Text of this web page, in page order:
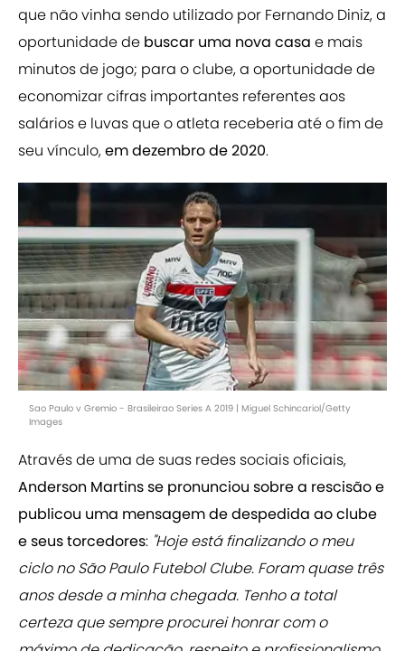
que não vinha sendo utilizado por Fernando Diniz, a
oportunidade de buscar uma nova casa e mais
minutos de jogo; para o clube, a oportunidade de
economizar cifras importantes referentes aos
salários e luvas que o atleta receberia até o fim de
seu vínculo,em dezembro de 2020.
Sao Paulo v Gremio - Brasileirao Series A 2019 | Miguel Schincariol/Getty
Images
Através de uma de suas redes sociais oficiais,
Anderson Martins se pronunciou sobre a rescisão e
publicou uma mensagem de despedida ao clube
e seus torcedores: "Hoje está finalizando o meu
ciclo no São Paulo Futebol Clube. Foram quase três
anos desde a minha chegada. Tenho a total
certeza que sempre procurei honrar com o